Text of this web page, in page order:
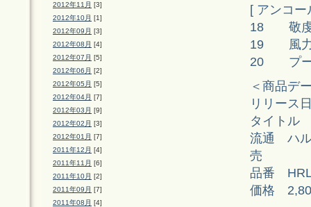
2012年11月 [3]
2012年10月 [1]
2012年09月 [3]
2012年08月 [4]
2012年07月 [5]
2012年06月 [2]
2012年05月 [5]
2012年04月 [7]
2012年03月 [9]
2012年02月 [3]
2012年01月 [7]
2011年12月 [4]
2011年11月 [6]
2011年10月 [2]
2011年09月 [7]
2011年08月 [4]
[ アンコー
18 敬虔
19 風力
20 プ
＜商品デ
リリース
タイト
流通 ハル
売
品番
価格